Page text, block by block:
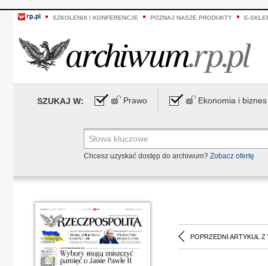
SZKOLENIA I KONFERENCJE POZNAJ NASZE PRODUKTY E-
SZUKAJ W: Prawo Ekonomia i biznes
Chcesz uzyskać dostęp do archiwum? Zobacz ofertę
POPRZEDNI ARTYKUŁ Z